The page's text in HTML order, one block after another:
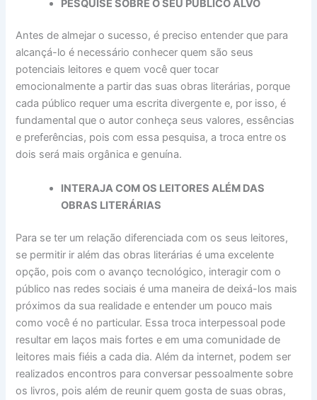
PESQUISE SOBRE O SEU PÚBLICO ALVO
Antes de almejar o sucesso, é preciso entender que para
alcançá-lo é necessário conhecer quem são seus
potenciais leitores e quem você quer tocar
emocionalmente a partir das suas obras literárias, porque
cada público requer uma escrita divergente e, por isso, é
fundamental que o autor conheça seus valores, essências
e preferências, pois com essa pesquisa, a troca entre os
dois será mais orgânica e genuína.
INTERAJA COM OS LEITORES ALÉM DAS
OBRAS LITERÁRIAS
Para se ter um relação diferenciada com os seus leitores,
se permitir ir além das obras literárias é uma excelente
opção, pois com o avanço tecnológico, interagir com o
público nas redes sociais é uma maneira de deixá-los mais
próximos da sua realidade e entender um pouco mais
como você é no particular. Essa troca interpessoal pode
resultar em laços mais fortes e em uma comunidade de
leitores mais fiéis a cada dia. Além da internet, podem ser
realizados encontros para conversar pessoalmente sobre
os livros, pois além de reunir quem gosta de suas obras,